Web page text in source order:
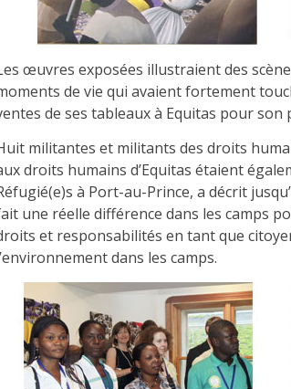
œuvres exposées illustraient des
de vie qui avaient fortement
de ses tableaux à Equitas pour son
militantes et militants des droits
droits humains d’Equitas étaient
à Port-au-Prince, a décrit
une réelle différence dans les camps
et responsabilités en tant que
dans les camps.